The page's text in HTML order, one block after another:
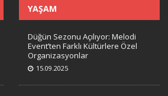
YAŞAM
Düğün Sezonu Açılıyor: Melodi
Event’ten Farklı Kültürlere Özel
Organizasyonlar
15.09.2025